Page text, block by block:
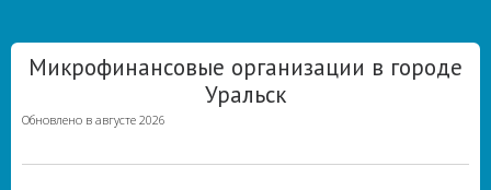
Микрофинансовые организации в городе
Уральск
Обновлено в августе 2026